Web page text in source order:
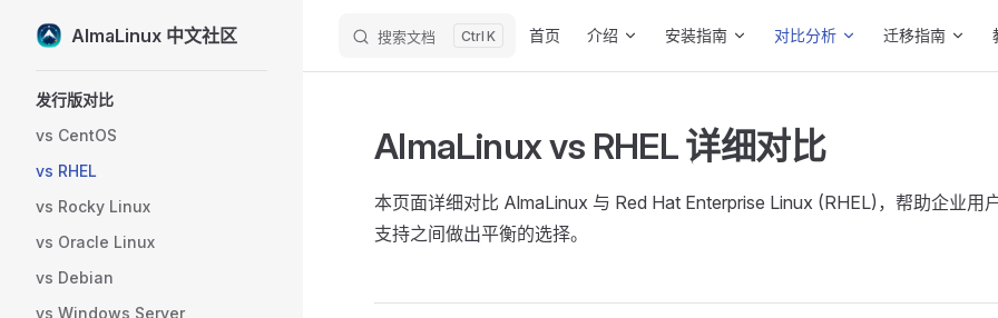
Skip to content
AlmaLinux 中文社区 搜索文档 K 首页 介绍 安装指南 对比分析 迁移指南
发行版对比
vs CentOS
vs RHEL
vs Rocky Linux
vs Oracle Linux
vs Debian
vs Windows Server
AlmaLinux vs RHEL 详细对比
本页面详细对比 AlmaLinux 与 Red Hat Enterprise Linux (RHEL)，帮助企业用
支持之间做出平衡的选择。